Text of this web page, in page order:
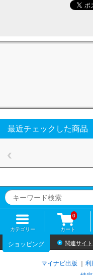
最近チェックした商品
カテゴリー カート
0
ショッピング 関連サイト
マイナビ出版 利